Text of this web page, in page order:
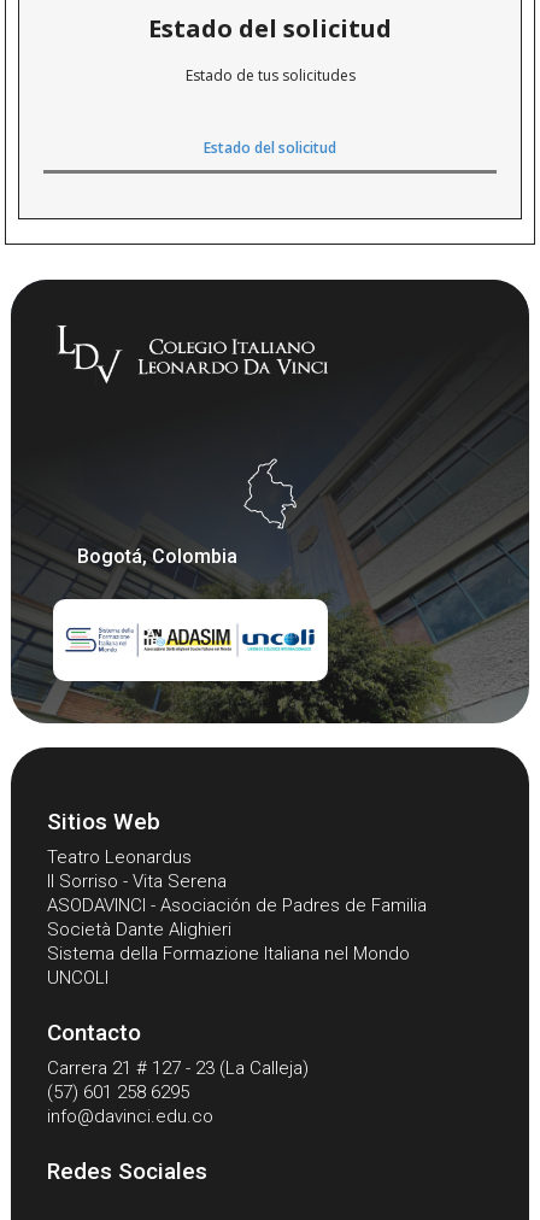
Estado del solicitud
Estado de tus solicitudes
Estado del solicitud
Bogotá, Colombia
Sitios Web
Teatro Leonardus
Il Sorriso - Vita Serena
ASODAVINCI - Asociación de Padres de Familia
Società Dante Alighieri
Sistema della Formazione Italiana nel Mondo
UNCOLI
Contacto
Carrera 21 # 127 - 23 (La Calleja)
(57) 601 258 6295
info@davinci.edu.co
Redes Sociales